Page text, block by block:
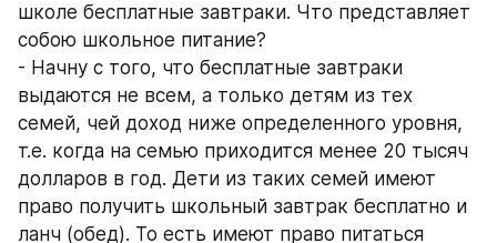
школе бесплатные завтраки. Что представляет
собою школьное питание?
- Начну с того, что бесплатные завтраки
выдаются не всем, а только детям из тех
семей, чей доход ниже определенного уровня,
т.е. когда на семью приходится менее 20 тысяч
долларов в год. Дети из таких семей имеют
право получить школьный завтрак бесплатно и
ланч (обед). То есть имеют право питаться